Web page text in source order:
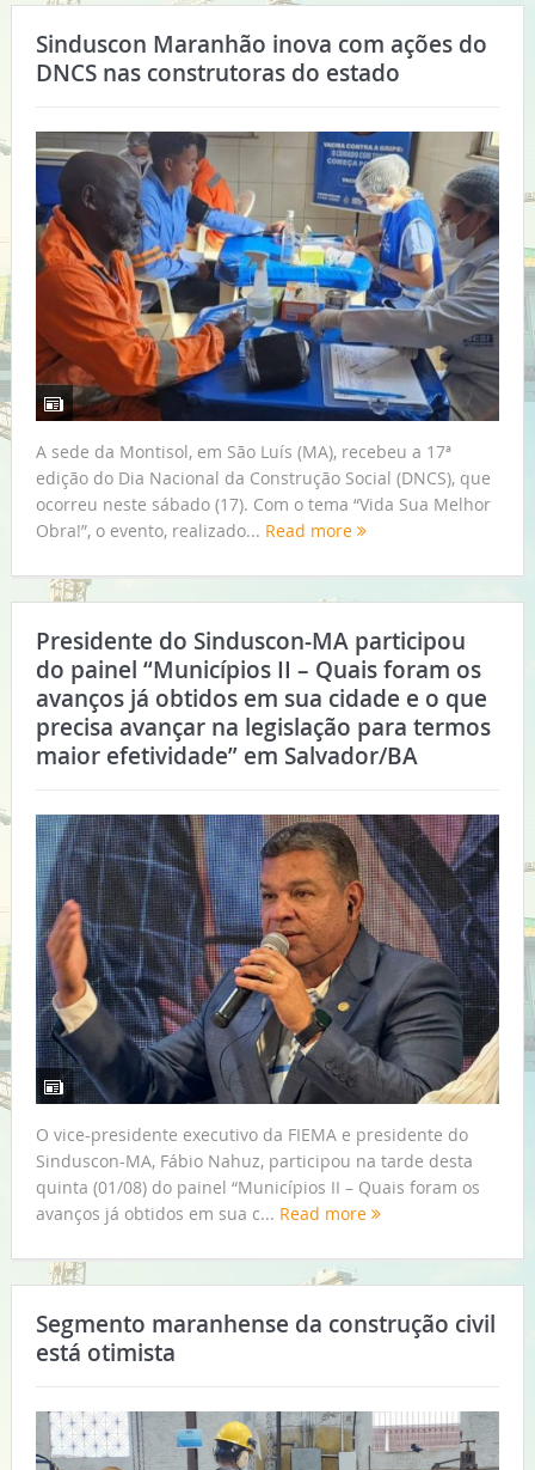
Sinduscon Maranhão inova com ações do
DNCS nas construtoras do estado
A sede da Montisol, em São Luís (MA), recebeu a 17ª
edição do Dia Nacional da Construção Social (DNCS), que
ocorreu neste sábado (17). Com o tema “Vida Sua Melhor
Obra!”, o evento, realizado... Read more
Presidente do Sinduscon-MA participou
do painel “Municípios II – Quais foram os
avanços já obtidos em sua cidade e o que
precisa avançar na legislação para termos
maior efetividade” em Salvador/BA
O vice-presidente executivo da FIEMA e presidente do
Sinduscon-MA, Fábio Nahuz, participou na tarde desta
quinta (01/08) do painel “Municípios II – Quais foram os
avanços já obtidos em sua c... Read more
Segmento maranhense da construção civil
está otimista